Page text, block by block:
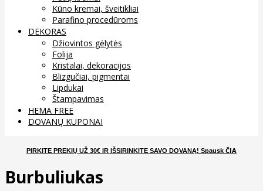
Kūno kremai, šveitikliai
Parafino procedūroms
DEKORAS
Džiovintos gėlytės
Folija
Kristalai, dekoracijos
Blizgučiai, pigmentai
Lipdukai
Štampavimas
HEMA FREE
DOVANŲ KUPONAI
PIRKITE PREKIŲ UŽ 30€ IR IŠSIRINKITE SAVO DOVANĄ! Spausk ČIA
Burbuliukas